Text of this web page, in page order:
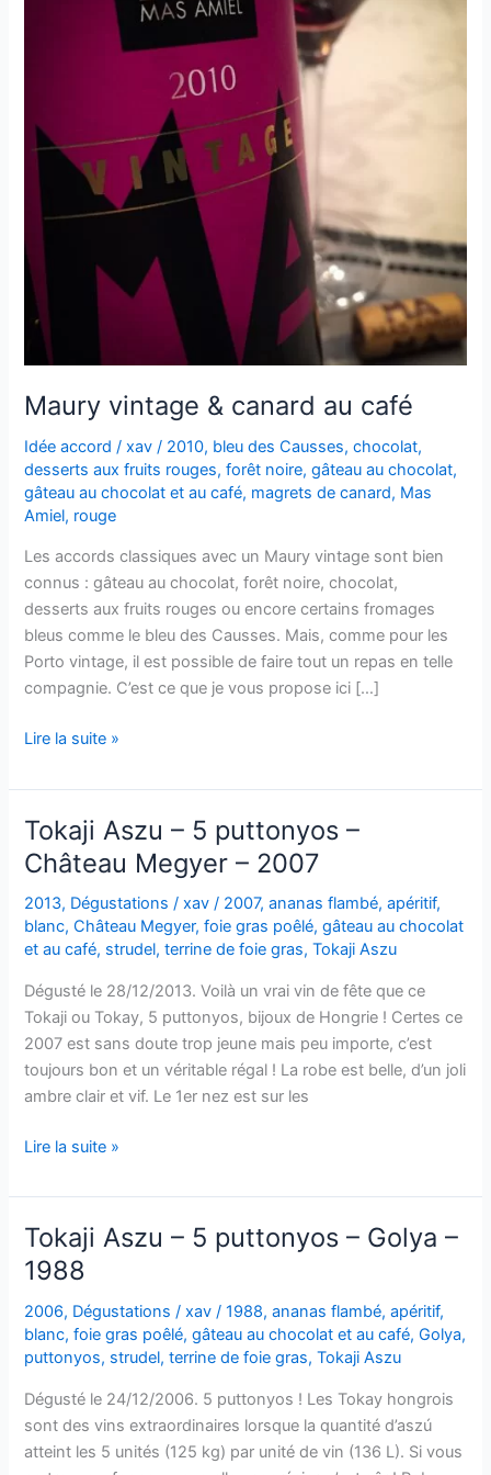
Maury vintage & canard au café
Idée accord /xav/ 2010, bleu des Causses,chocolat,
desserts aux fruits rouges,forêt noire,gâteau au chocolat,
gâteau au chocolat et au café, magrets de canard, Mas
Amiel, rouge
Les accords classiques avec un Maury vintage sont bien
connus : gâteau au chocolat, forêt noire, chocolat,
desserts aux fruits rouges ou encore certains fromages
bleus comme le bleu des Causses. Mais, comme pour les
Porto vintage, il est possible de faire tout un repas en telle
compagnie. C’est ce que je vous propose ici […]
Maury
&
canard
au
café
Lire la suite »
Tokaji Aszu – 5 puttonyos –
Château Megyer – 2007
2013, Dégustations /xav/ 2007,ananas flambé,apéritif,
blanc,Château Megyer,foie gras poêlé,gâteau au chocolat
et au café, strudel,terrine de foie gras,Tokaji Aszu
Dégusté le 28/12/2013. Voilà un vrai vin de fête que ce
Tokaji ou Tokay, 5 puttonyos, bijoux de Hongrie ! Certes ce
2007 est sans doute trop jeune mais peu importe, c’est
toujours bon et un véritable régal ! La robe est belle, d’un joli
ambre clair et vif. Le 1er nez est sur les
Tokaji
–
5
puttonyos
–
Château
Megyer
–
Lire la suite »
Tokaji Aszu – 5 puttonyos – Golya –
1988
2006, Dégustations /xav/1988,ananas flambé,apéritif,
blanc,foie gras poêlé,gâteau au chocolat et au café,Golya,
puttonyos, strudel,terrine de foie gras,Tokaji Aszu
Dégusté le 24/12/2006. 5 puttonyos ! Les Tokay hongrois
sont des vins extraordinaires lorsque la quantité d’aszú
atteint les 5 unités (125 kg) par unité de vin (136 L). Si vous